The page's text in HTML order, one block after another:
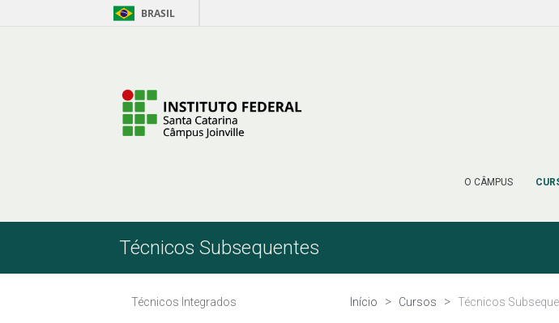
Pular para o Conteúdo BRASIL
O CÂMPUS
Técnicos Subsequentes
Técnicos Integrados Início Cursos Técnicos